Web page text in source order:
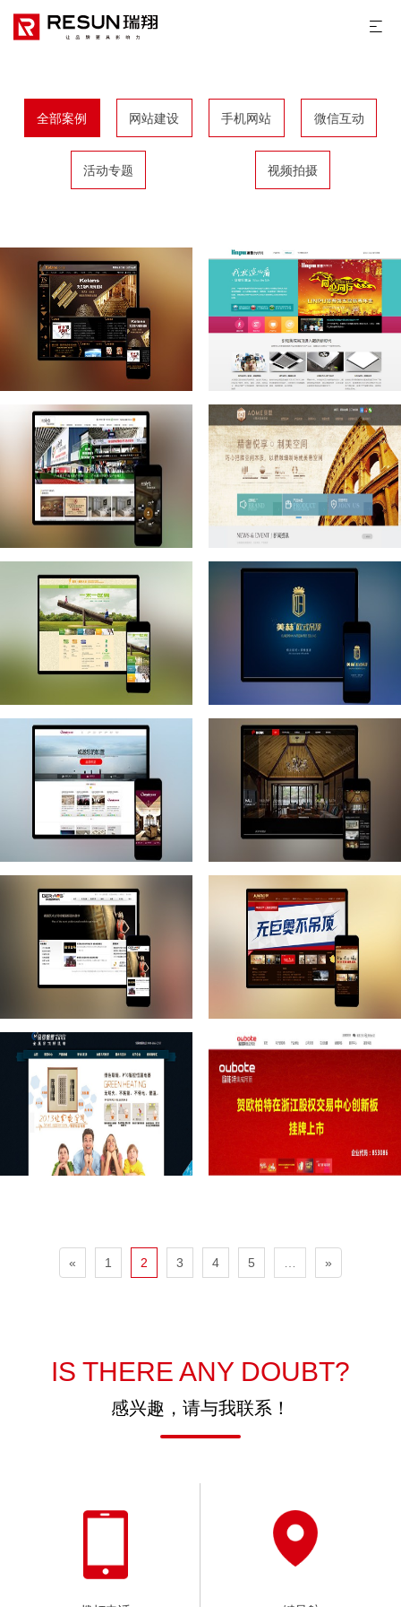
全部案例 网站建设 手机网站 微信互动
活动专题 视频拍摄
克兰斯家居顶 凌普集成吊顶
丽尚印象健康墙面 奥盟三维吊顶
豪升（鹏升）木业 美赫大空间吊顶
欧美吊顶 宝兰集成顶
奥星集成吊顶 巨奥生态铝全屋吊顶
« 1 2 3 4 5 »
IS THERE ANY DOUBT?
感兴趣，请与我联系！